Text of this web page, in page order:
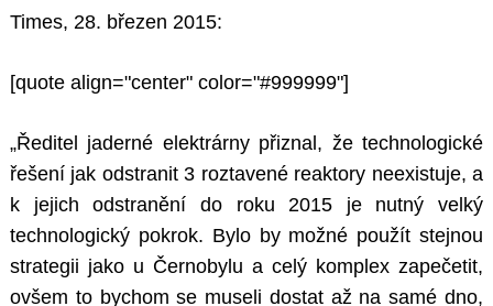
Times, 28. březen 2015:
[quote align="center" color="#999999"]
„Ředitel jaderné elektrárny přiznal, že technologické
řešení jak odstranit 3 roztavené reaktory neexistuje, a
k jejich odstranění do roku 2015 je nutný velký
technologický pokrok. Bylo by možné použít stejnou
strategii jako u Černobylu a celý komplex zapečetit,
ovšem to bychom se museli dostat až na samé dno,